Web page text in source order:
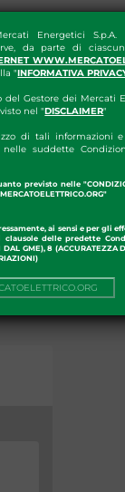
Energetici S.p.A.
da parte di
"INFORMATIVA
Gestore dei Mercati
nel "DISCLAIMER"
di tali informazioni
suddette
previsto nelle
ai sensi e per gli
delle predette
GME), 8 (ACCURATEZZA